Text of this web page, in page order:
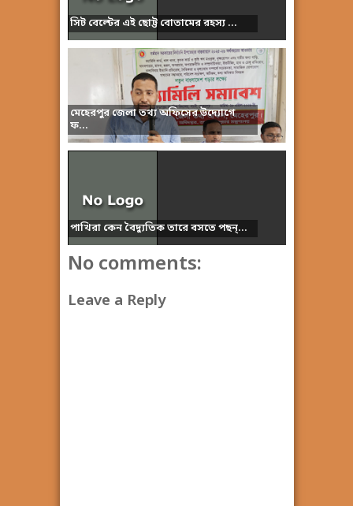
সিট বেল্টের এই ছোট্ট বোতামের রহস্য ...
মেহেরপুর জেলা তথ্য অফিসের উদ্যোগে
ফ...
পাখিরা কেন বৈদ্যুতিক তারে বসতে পছন্...
No comments:
Leave a Reply